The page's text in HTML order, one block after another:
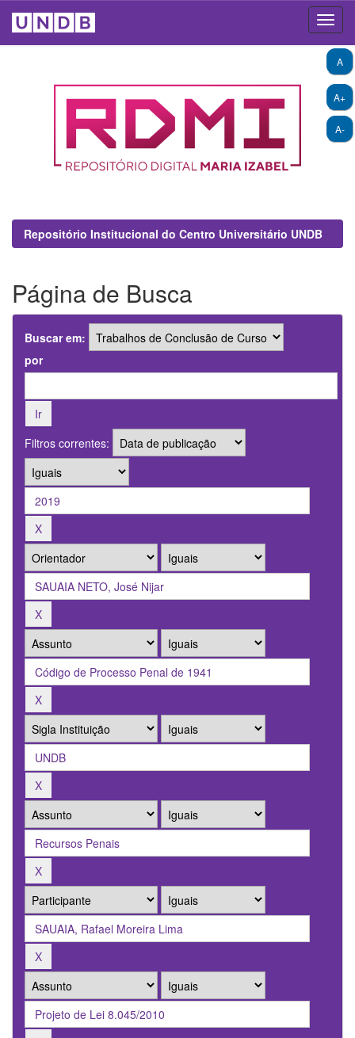
A+
A-
A
Repositório Institucional do Centro Universitário UNDB
Página de Busca
Buscar em:
por
Filtros correntes: